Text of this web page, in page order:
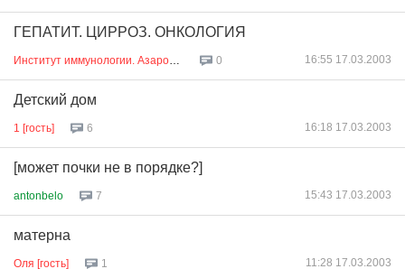
ГЕПАТИТ. ЦИРРОЗ. ОНКОЛОГИЯ
0 16:55 17.03.2003
Детский дом
1 [гость] 6 16:18 17.03.2003
[может почки не в порядке?]
antonbelo 7 15:43 17.03.2003
матерна
Оля [гость] 1 11:28 17.03.2003